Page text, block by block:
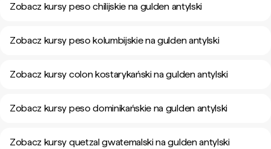
Zobacz kursy peso chilijskie na gulden antylski
Zobacz kursy peso kolumbijskie na gulden antylski
Zobacz kursy colon kostarykański na gulden antylski
Zobacz kursy peso dominikańskie na gulden antylski
Zobacz kursy quetzal gwatemalski na gulden antylski